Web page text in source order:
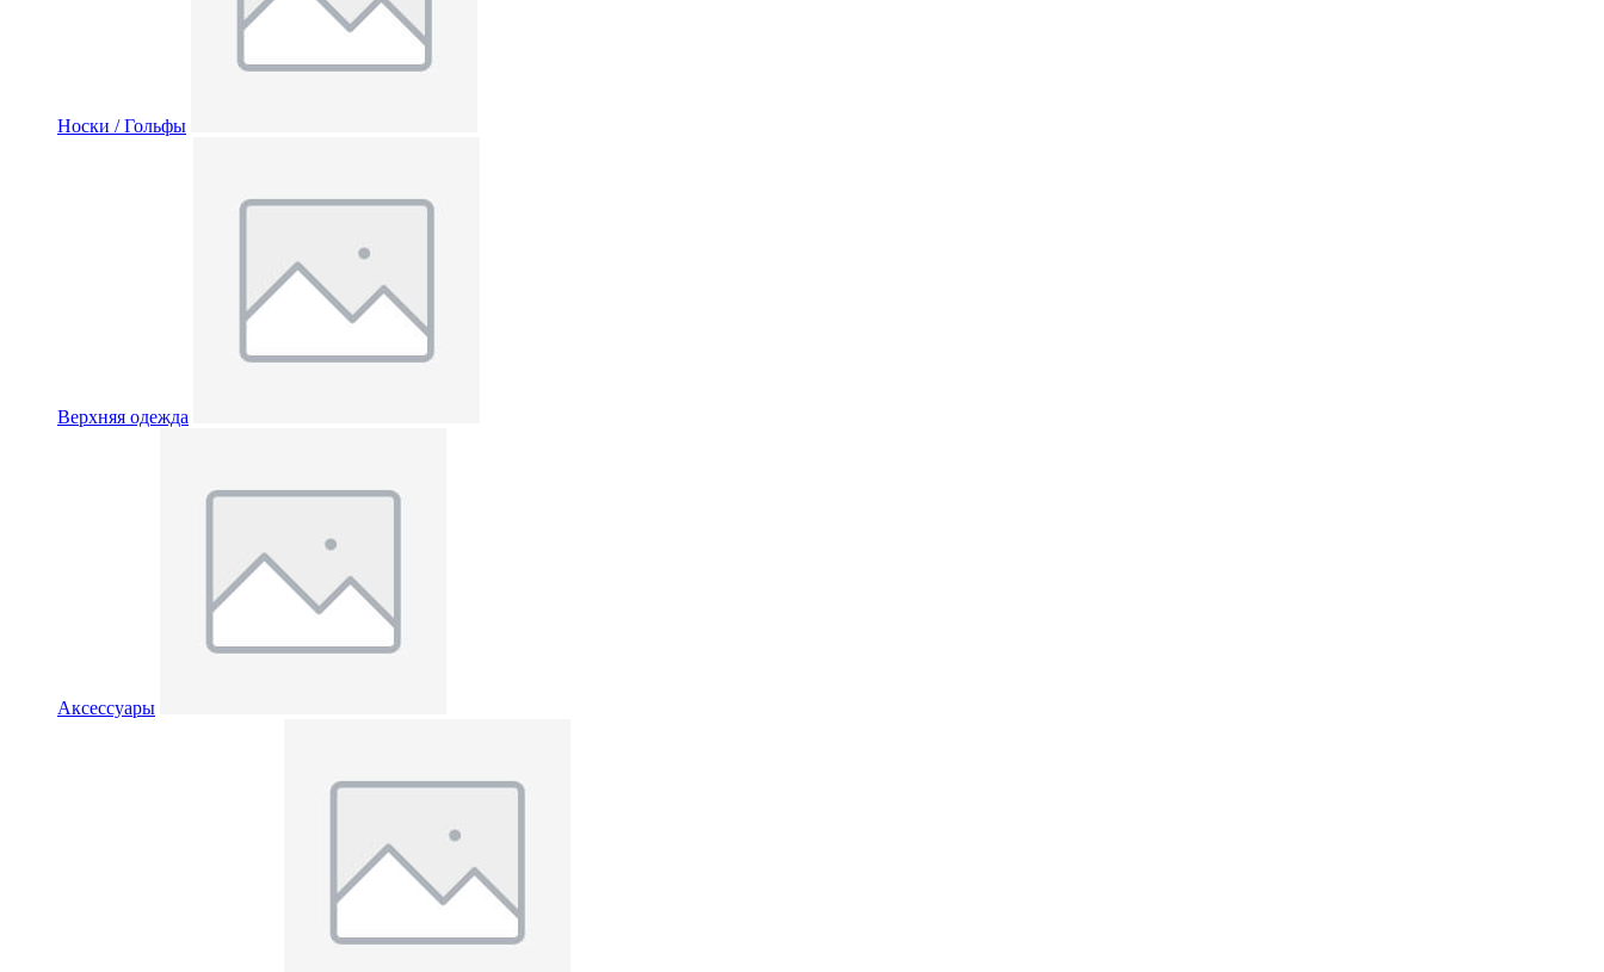
Носки / Гольфы
Верхняя одежда
Аксессуары